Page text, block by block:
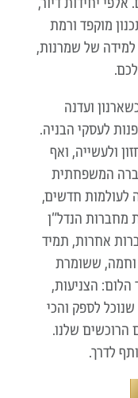
מוקפד ורמת
למידה של שמרנות,
ועדנה
לעסקי הבניה.
ולעשייה, ואף
המשפחתית
חדשים,
מחברות הנדל”ן
אחרות, תמיד
ששומרת
הצניעות,
לספק והכי
הרוכשים שלנו.
לדרך.